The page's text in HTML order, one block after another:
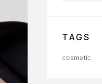
TAGS
cosmetic